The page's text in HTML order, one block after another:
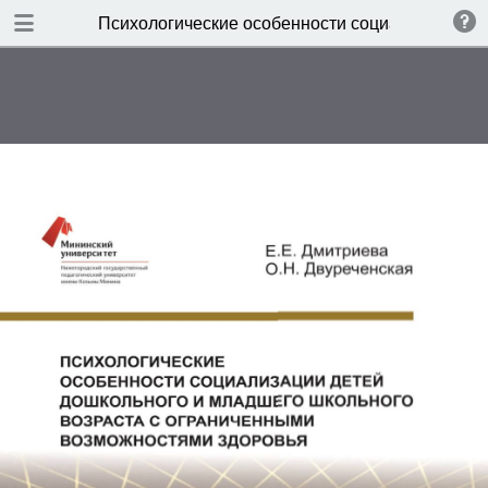
Психологические особенности социализации
TABLE OF CONTENTS
ВЫХОДНЫЕ ДАННЫЕ
ВВЕДЕНИЕ
РЕАЛИЗАЦИИ ИНКЛЮЗИВНОГО
ОБРАЗОВАНИЯ НА ЭТАПЕ